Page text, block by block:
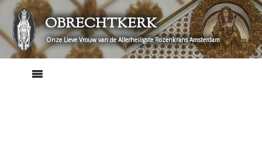
Skip
content
OBRECHTKERK
Onze Lieve Vrouw van de Allerheiligste Rozenkrans Amsterdam